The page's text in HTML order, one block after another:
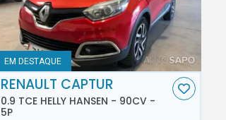
EM DESTAQUE
RENAULT CAPTUR
0.9 TCE HELLY HANSEN - 90CV -
5P